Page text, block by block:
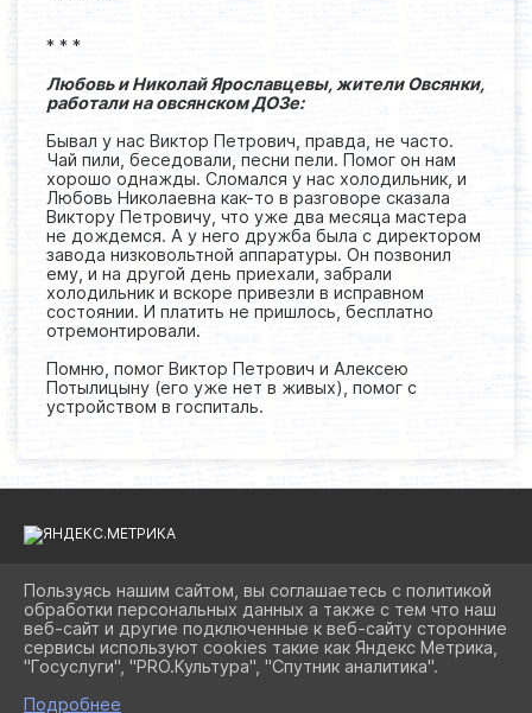
* * *
Любовь и Николай Ярославцевы, жители Овсянки,
работали на овсянском ДОЗе:
Бывал у нас Виктор Петрович, правда, не часто.
Чай пили, беседовали, песни пели. Помог он нам
хорошо однажды. Сломался у нас холодильник, и
Любовь Николаевна как-то в разговоре сказала
Виктору Петровичу, что уже два месяца мастера
не дождемся. А у него дружба была с директором
завода низковольтной аппаратуры. Он позвонил
ему, и на другой день приехали, забрали
холодильник и вскоре привезли в исправном
состоянии. И платить не пришлось, бесплатно
отремонтировали.
Помню, помог Виктор Петрович и Алексею
Потылицыну (его уже нет в живых), помог с
устройством в госпиталь.
2026 Г. BIBLIOAST.RU
ВХОД
КАРТА САЙТА
ПОЛИТИКА ОБРАБОТКИ ПЕРСОНАЛЬНЫХ ДАННЫХ
Пользуясь нашим сайтом, вы соглашаетесь с политикой
обработки персональных данных а также с тем что наш
веб-сайт и другие подключенные к веб-сайту сторонние
сервисы используют cookies такие как Яндекс Метрика,
"Госуслуги", "PRO.Культура", "Спутник аналитика".
Подробнее